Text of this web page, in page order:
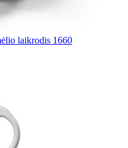
laikrodis 1660